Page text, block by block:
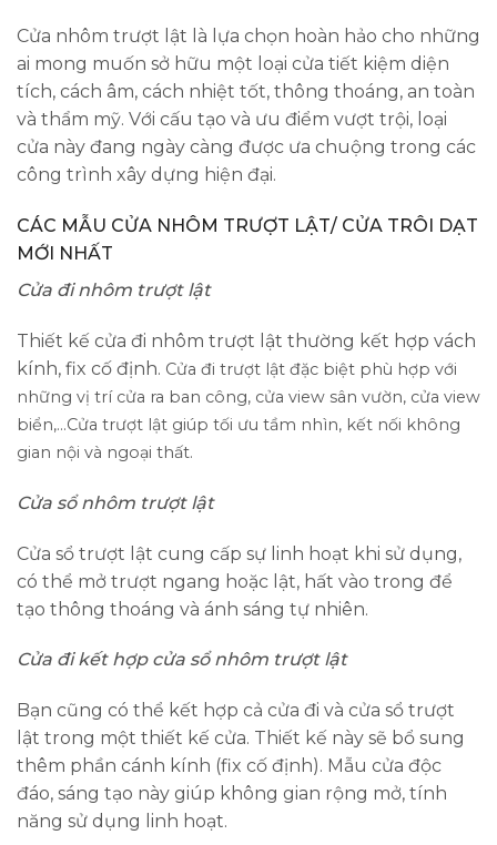
Cửa nhôm trượt lật là lựa chọn hoàn hảo cho những
ai mong muốn sở hữu một loại cửa tiết kiệm diện
tích, cách âm, cách nhiệt tốt, thông thoáng, an toàn
và thẩm mỹ. Với cấu tạo và ưu điểm vượt trội, loại
cửa này đang ngày càng được ưa chuộng trong các
công trình xây dựng hiện đại.
CÁC MẪU CỬA NHÔM TRƯỢT LẬT/ CỬA TRÔI DẠT
MỚI NHẤT
Cửa đi nhôm trượt lật
Thiết kế cửa đi nhôm trượt lật thường kết hợp vách
kính, fix cố định. Cửa đi trượt lật đặc biệt phù hợp với
những vị trí cửa ra ban công, cửa view sân vườn, cửa view
biển,…Cửa trượt lật giúp tối ưu tầm nhìn, kết nối không
gian nội và ngoại thất.
Cửa sổ nhôm trượt lật
Cửa sổ trượt lật cung cấp sự linh hoạt khi sử dụng,
có thể mở trượt ngang hoặc lật, hất vào trong để
tạo thông thoáng và ánh sáng tự nhiên.
Cửa đi kết hợp cửa sổ nhôm trượt lật
Bạn cũng có thể kết hợp cả cửa đi và cửa sổ trượt
lật trong một thiết kế cửa. Thiết kế này sẽ bổ sung
thêm phần cánh kính (fix cố định). Mẫu cửa độc
đáo, sáng tạo này giúp không gian rộng mở, tính
năng sử dụng linh hoạt.